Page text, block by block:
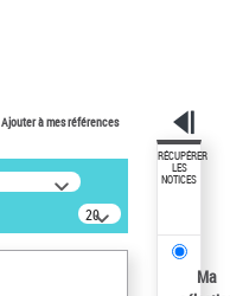
Ajouter à mes références
20
résultats/page
RÉCUPÉRER
LES
NOTICES
Ma